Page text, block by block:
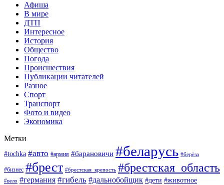
Афиша
В мире
ДТП
Интересное
История
Общество
Погода
Происшествия
Публикации читателей
Разное
Спорт
Транспорт
Фото и видео
Экономика
Метки
#tochka #авто #армия #барановичи #беларусь #берёза
#бизнес #брест #брестская_крепость #брестская_область
#вело #германия #гибель #дальнобойщик #дети #животное